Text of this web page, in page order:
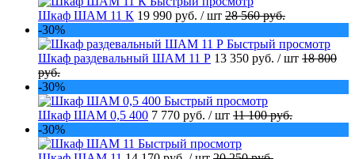
Шкаф ШАМ 11 К 19 990 руб. / шт 28 560 руб.
-30%
Быстрый просмотр
Шкаф раздевальный ШАМ 11 Р 13 350 руб. / шт 18 800
руб.
-30%
Быстрый просмотр
Шкаф ШАМ 0,5 400 7 770 руб. / шт 11 100 руб.
-30%
Быстрый просмотр